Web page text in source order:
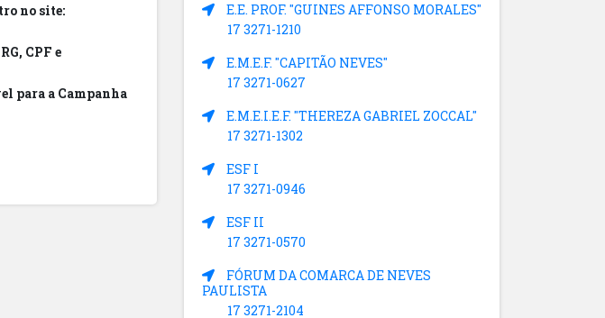
no site:
CPF e
para a Campanha
E.E. PROF. "GUINES AFFONSO MORALES"
17 3271-1210
E.M.E.F. "CAPITÃO NEVES"
17 3271-0627
E.M.E.I.E.F. "THEREZA GABRIEL ZOCCAL"
17 3271-1302
ESF I
17 3271-0946
ESF II
17 3271-0570
FÓRUM DA COMARCA DE NEVES
PAULISTA
17 3271-2104